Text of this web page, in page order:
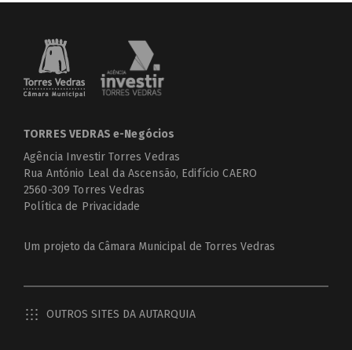
TORRES VEDRAS e-Negócios
Agência Investir Torres Vedras
Rua António Leal da Ascensão, Edifício CAERO
2560-309 Torres Vedras
Política de Privacidade
Um projeto da Câmara Municipal de Torres Vedras
OUTROS SITES DA AUTARQUIA